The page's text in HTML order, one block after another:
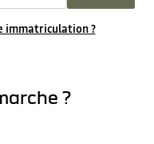
immatriculation ?
?